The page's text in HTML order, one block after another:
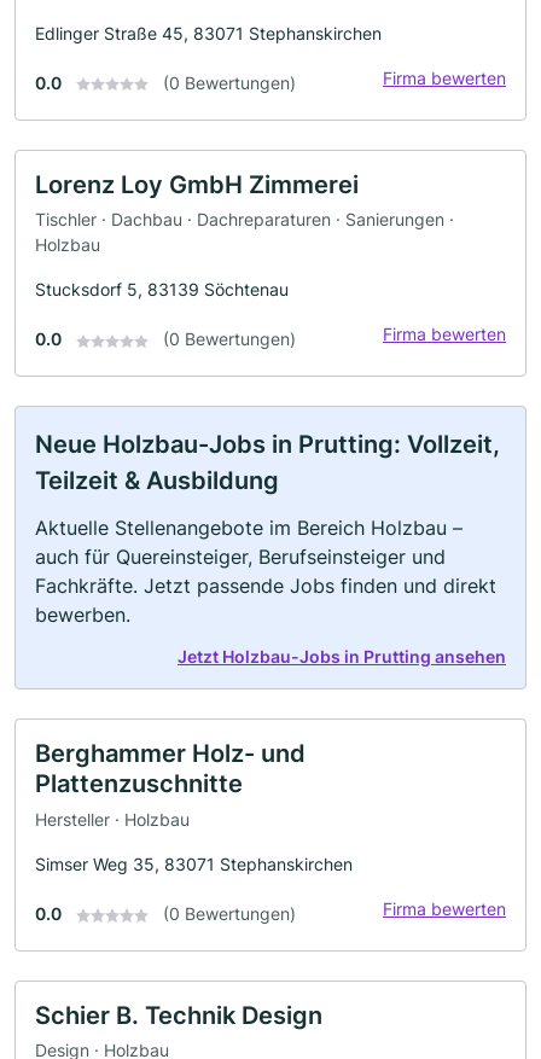
Edlinger Straße 45, 83071 Stephanskirchen
0.0 (0 Bewertungen) Firma bewerten
Lorenz Loy GmbH Zimmerei
Tischler · Dachbau · Dachreparaturen · Sanierungen ·
Holzbau
Stucksdorf 5, 83139 Söchtenau
0.0 (0 Bewertungen) Firma bewerten
Neue Holzbau-Jobs in Prutting: Vollzeit,
Teilzeit & Ausbildung
Aktuelle Stellenangebote im Bereich Holzbau –
auch für Quereinsteiger, Berufseinsteiger und
Fachkräfte. Jetzt passende Jobs finden und direkt
bewerben.
Jetzt Holzbau-Jobs in Prutting ansehen
Berghammer Holz- und
Plattenzuschnitte
Hersteller · Holzbau
Simser Weg 35, 83071 Stephanskirchen
0.0 (0 Bewertungen) Firma bewerten
Schier B. Technik Design
Design · Holzbau